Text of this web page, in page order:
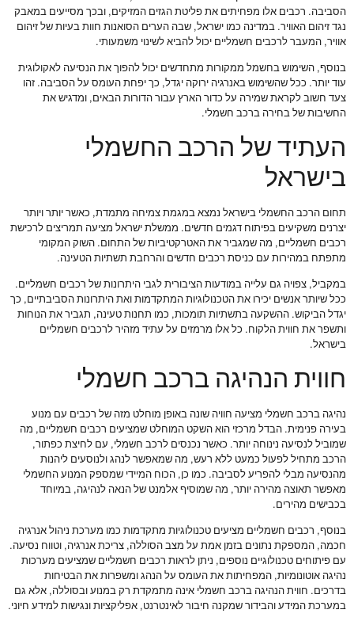
הסביבה. רכבים אלו מפחיתים את פליטת הגזים המזיקים, ובכך מסייעים במאבק
נגד זיהום האוויר. במדינה כמו ישראל, שבה הערים הסואנות חוות בעיות של זיהום
אוויר, המעבר לרכבים חשמליים יכול להביא לשינוי משמעותי.
בנוסף, השימוש בחשמל ממקורות מתחדשים יכול להפוך את הנסיעה לאקולוגית
עוד יותר. ככל שהשימוש באנרגיה ירוקה יגדל, כך יפחת העומס על הסביבה. זהו
צעד חשוב לקראת שמירה על כדור הארץ עבור הדורות הבאים, ומדגיש את
החשיבות של בחירה ברכב חשמלי.
העתיד של הרכב החשמלי
בישראל
תחום הרכב החשמלי בישראל נמצא במגמת צמיחה מתמדת, כאשר יותר ויותר
יצרנים משקיעים בפיתוח דגמים חדשים. ממשלת ישראל מציעה תמריצים לרכישת
רכבים חשמליים, מה שמגביר את האטרקטיביות של התחום. השוק המקומי
מתפתח במהירות עם כניסת רכבים חדשים והרחבת תשתיות הטעינה.
במקביל, צפויה גם עלייה במודעות הציבורית לגבי היתרונות של רכבים חשמליים.
ככל שיותר אנשים יכירו את הטכנולוגיות המתקדמות ואת היתרונות הסביבתיים, כך
יגדל הביקוש. ההשקעה בתשתיות תומכות, כמו תחנות טעינה, תגביר את הנוחות
ותשפר את חווית הלקוח. כל אלו מרמזים על עתיד מזהיר לרכבים חשמליים
בישראל.
חווית הנהיגה ברכב חשמלי
נהיגה ברכב חשמלי מציעה חוויה שונה באופן מוחלט מזה של רכבים עם מנוע
בעירה פנימית. הבדל מרכזי הוא השקט המוחלט שמציעים רכבים חשמליים, מה
שמוביל לנסיעה נינוחה יותר. כאשר נכנסים לרכב חשמלי, עם לחיצת כפתור,
הרכב מתחיל לפעול כמעט ללא רעש, מה שמאפשר לנהג ולנוסעים ליהנות
מהנסיעה מבלי להפריע לסביבה. כמו כן, הכוח המיידי שמספק המנוע החשמלי
מאפשר תאוצה מהירה יותר, מה שמוסיף אלמנט של הנאה לנהיגה, במיוחד
בכבישים מהירים.
בנוסף, רכבים חשמליים מציעים טכנולוגיות מתקדמות כמו מערכת ניהול אנרגיה
חכמה, המספקת נתונים בזמן אמת על מצב הסוללה, צריכת אנרגיה, וטווח נסיעה.
עם פיתוחים טכנולוגיים נוספים, ניתן לראות רכבים חשמליים שמציעים מערכות
נהיגה אוטונומיות, המפחיתות את העומס על הנהג ומשפרות את הבטיחות
בדרכים. חווית הנהיגה ברכב חשמלי אינה מתמקדת רק במנוע ובסוללה, אלא גם
במערכת המידע והבידור שמקנה חיבור לאינטרנט, אפליקציות ונגישות למידע חיוני.